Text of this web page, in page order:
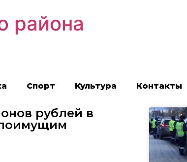
района
Спорт Культура Контакты
рублей в